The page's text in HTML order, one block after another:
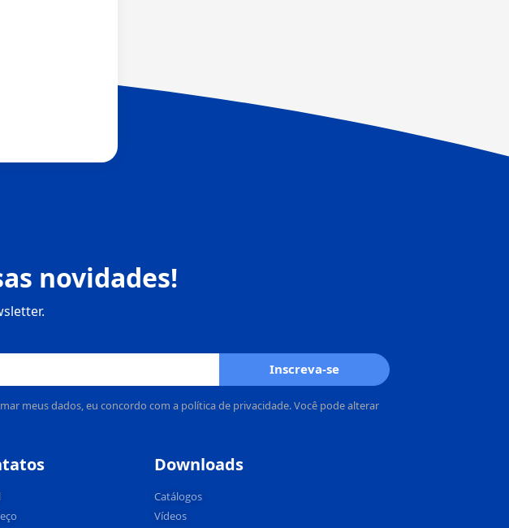
novidades!
meus dados, eu concordo com a política de privacidade. Você pode alterar
Inscreva-se
Downloads
Catálogos
Vídeos